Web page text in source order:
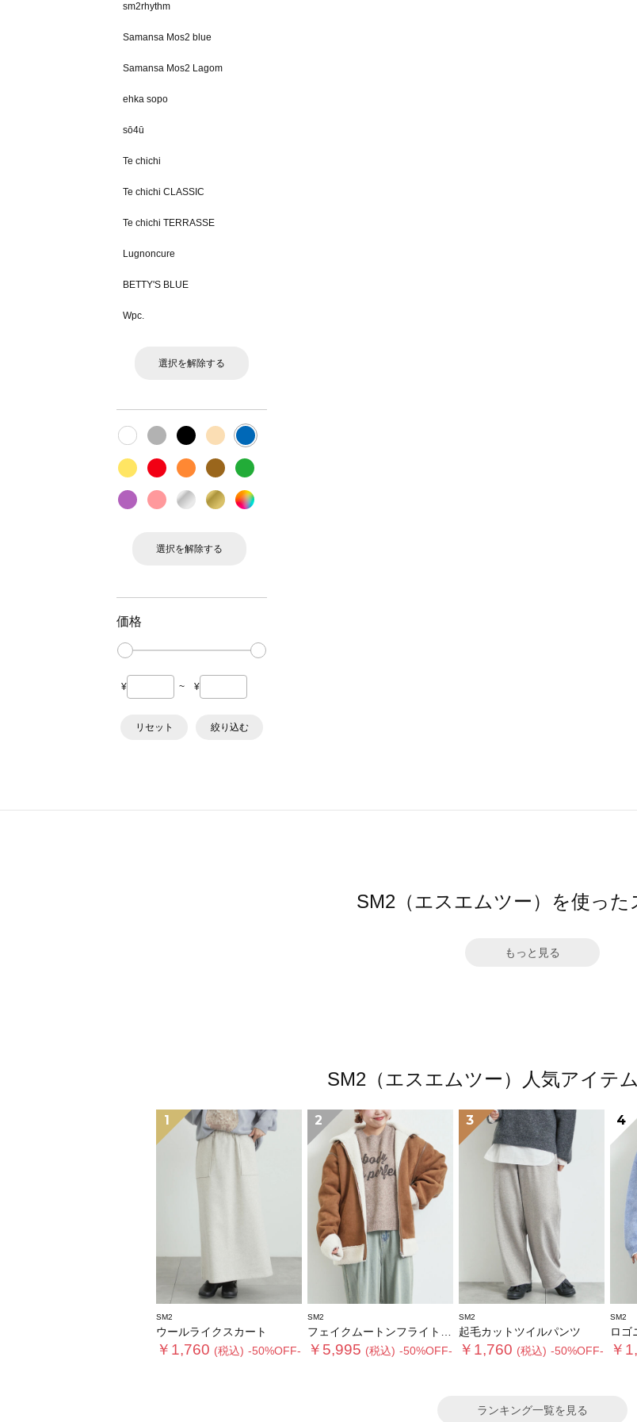
sm2rhythm
Samansa Mos2 blue
Samansa Mos2 Lagom
ehka sopo
sō4ū
Te chichi
Te chichi CLASSIC
Te chichi TERRASSE
Lugnoncure
BETTY'S BLUE
Wpc.
選択を解除する
選択を解除する
価格
¥ ~ ¥
リセット 絞り込む
SM2（エスエムツー）を使った
もっと見る
SM2（エスエムツー）人気アイテ
1
SM2
ウールライクスカート
￥1,760 (税込) -50%OFF-
2
SM2
フェイクムートンフライトジャケット
￥5,995 (税込) -50%OFF-
3
SM2
起毛カットツイルパンツ
￥1,760 (税込) -50%OFF-
4
SM2
ロゴ
￥
ランキング一覧を見る